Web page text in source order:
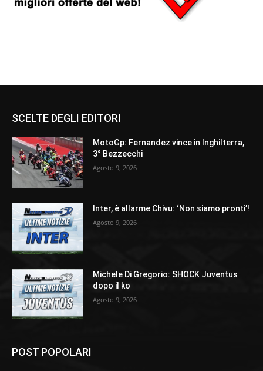
SCELTE DEGLI EDITORI
MotoGp: Fernandez vince in Inghilterra,
3° Bezzecchi
Agosto 9, 2026
Inter, è allarme Chivu: ‘Non siamo pronti’!
Agosto 9, 2026
Michele Di Gregorio: SHOCK Juventus
dopo il ko
Agosto 9, 2026
POST POPOLARI